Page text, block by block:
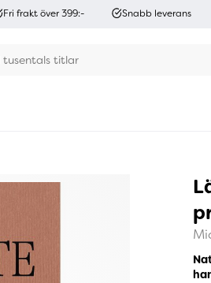
Fri frakt över 399:- Snabb leverans